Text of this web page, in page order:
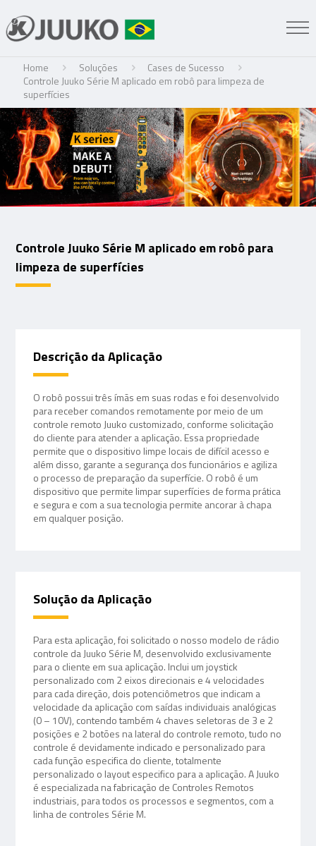
Home Soluções
Cases de Sucesso
Controle Juuko Série M aplicado em robô para limpeza de
superfícies
Controle Juuko Série M aplicado em robô para
limpeza de superfícies
Descrição da Aplicação
O robô possui três ímãs em suas rodas e foi desenvolvido
para receber comandos remotamente por meio de um
controle remoto Juuko customizado, conforme solicitação
do cliente para atender a aplicação. Essa propriedade
permite que o dispositivo limpe locais de difícil acesso e
além disso, garante a segurança dos funcionários e agiliza
o processo de preparação da superfície. O robô é um
dispositivo que permite limpar superfícies de forma prática
e segura e com a sua tecnologia permite ancorar à chapa
em qualquer posição.
Solução da Aplicação
Para esta aplicação, foi solicitado o nosso modelo de rádio
controle da Juuko Série M, desenvolvido exclusivamente
para o cliente em sua aplicação. Inclui um joystick
personalizado com 2 eixos direcionais e 4 velocidades
para cada direção, dois potenciômetros que indicam a
velocidade da aplicação com saídas individuais analógicas
(0 – 10V), contendo também 4 chaves seletoras de 3 e 2
posições e 2 botões na lateral do controle remoto, tudo no
controle é devidamente indicado e personalizado para
cada função especifica do cliente, totalmente
personalizado o layout especifico para a aplicação. A Juuko
é especializada na fabricação de Controles Remotos
industriais, para todos os processos e segmentos, com a
linha de controles Série M.